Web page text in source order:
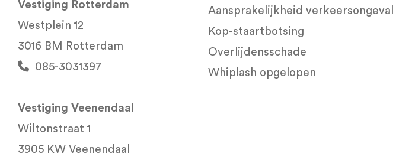
Vestiging Rotterdam
Westplein 12
3016 BM Rotterdam
085-3031397
Vestiging Veenendaal
Wiltonstraat 1
3905 KW Veenendaal
Aansprakelijkheid verkeersongeval
Kop-staartbotsing
Overlijdensschade
Whiplash opgelopen